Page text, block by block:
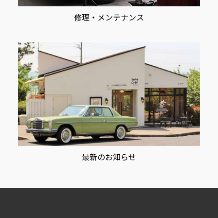
修理・メンテナンス
最新のお知らせ